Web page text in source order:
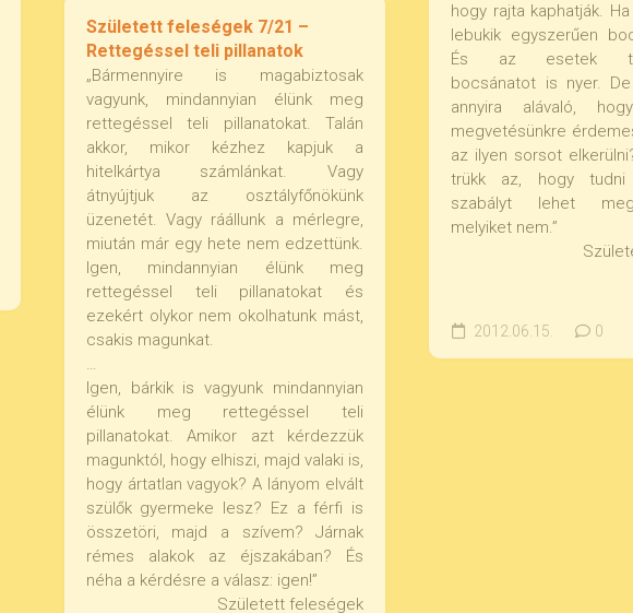
hogy rajta kaphatják.
lebukik egyszerűen
És az esetek
bocsánatot is nyer.
annyira alávaló,
megvetésünkre
az ilyen sorsot
trükk az, hogy tudni
szabályt lehet
melyiket nem.”
2012.06.15. 0
Született feleségek 7/21 –
Rettegéssel teli pillanatok
„Bármennyire is magabiztosak
vagyunk, mindannyian élünk meg
rettegéssel teli pillanatokat. Talán
akkor, mikor kézhez kapjuk a
hitelkártya számlánkat. Vagy
átnyújtjuk az osztályfőnökünk
üzenetét. Vagy ráállunk a mérlegre,
miután már egy hete nem edzettünk.
Igen, mindannyian élünk meg
rettegéssel teli pillanatokat és
ezekért olykor nem okolhatunk mást,
csakis magunkat.
…
Igen, bárkik is vagyunk mindannyian
élünk meg rettegéssel teli
pillanatokat. Amikor azt kérdezzük
magunktól, hogy elhiszi, majd valaki is,
hogy ártatlan vagyok? A lányom elvált
szülők gyermeke lesz? Ez a férfi is
összetöri, majd a szívem? Járnak
rémes alakok az éjszakában? És
néha a kérdésre a válasz: igen!”
Született feleségek